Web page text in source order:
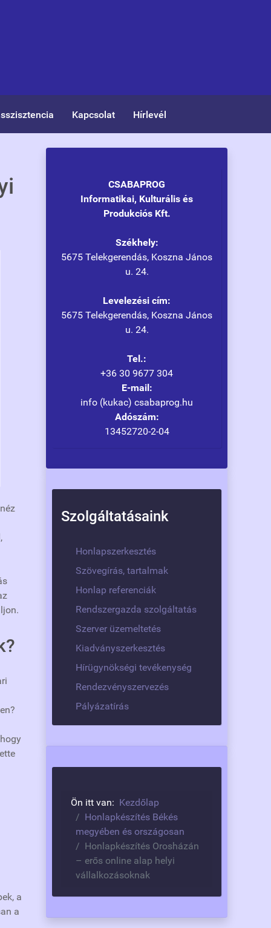
Kapcsolat Hírlevél
a
a
CSABAPROG
Informatikai, Kulturális és
Produkciós Kft.
Székhely:
5675 Telekgerendás, Koszna János
u. 24.
Levelezési cím:
5675 Telekgerendás, Koszna János
u. 24.
Tel.:
+36 30 9677 304
E-mail:
info (kukac) csabaprog.hu
Adószám:
13452720-2-04
Szolgáltatásaink
Honlapszerkesztés
Szövegírás, tartalmak
Honlap referenciák
Rendszergazda szolgáltatás
Szerver üzemeltetés
Kiadványszerkesztés
Hírügynökségi tevékenység
Rendezvényszervezés
Pályázatírás
Ön itt van: Kezdőlap
Honlapkészítés Békés
megyében és országosan
Honlapkészítés Orosházán
– erős online alap helyi
vállalkozásoknak